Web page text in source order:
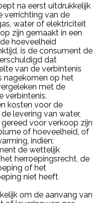
na eerst uitdrukkelijk
verrichting van de
water of elektriciteit
zijn gemaakt in een
hoeveelheid
is de consument de
dat
van de verbintenis
nagekomen op het
met de
verbintenis.
kosten voor de
levering van water,
voor verkoop zijn
of hoeveelheid, of
indien:
de wettelijk
herroepingsrecht, de
of het
niet heeft
om de aanvang van